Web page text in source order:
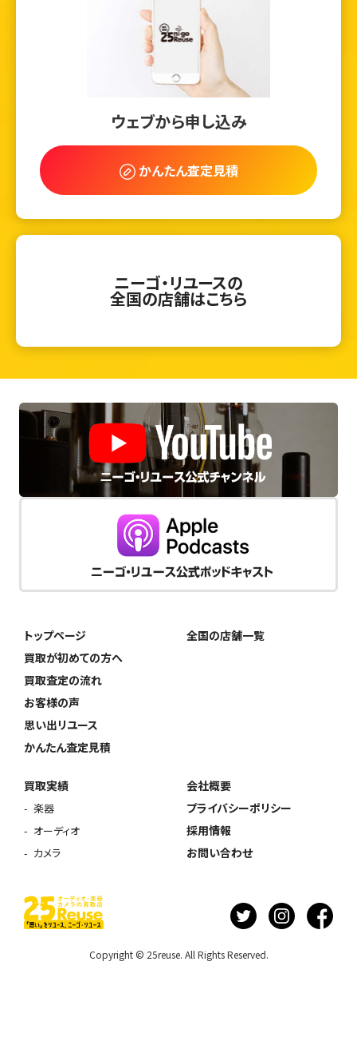
ウェブから申し込み
かんたん査定見積
ニーゴ・リユースの
全国の店舗はこちら
トップページ
買取が初めての方へ
買取査定の流れ
お客様の声
思い出リユース
かんたん査定見積
全国の店舗一覧
買取実績
楽器
オーディオ
カメラ
会社概要
プライバシーポリシー
採用情報
お問い合わせ
Copyright © 25reuse. All Rights Reserved.